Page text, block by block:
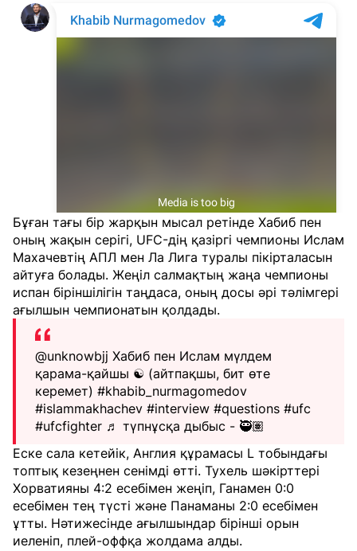
Бұған тағы бір жарқын мысал ретінде Хабиб пен
оның жақын серігі, UFC-дің қазіргі чемпионы Ислам
Махачевтің АПЛ мен Ла Лига туралы пікірталасын
айтуға болады. Жеңіл салмақтың жаңа чемпионы
испан біріншілігін таңдаса, оның досы әрі тәлімгері
ағылшын чемпионатын қолдады.
@unknowbjj Хабиб пен Ислам мүлдем
қарама-қайшы ☯️ (айтпақшы, бит өте
керемет) #khabib_nurmagomedov
#islammakhachev #interview #questions #ufc
#ufcfighter ♬ түпнұсқа дыбыс - 🥷🏽
Еске сала кетейік, Англия құрамасы L тобындағы
топтық кезеңнен сенімді өтті. Тухель шәкірттері
Хорватияны 4:2 есебімен жеңіп, Ганамен 0:0
есебімен тең түсті және Панаманы 2:0 есебімен
ұтты. Нәтижесінде ағылшындар бірінші орын
иеленіп, плей-оффқа жолдама алды.